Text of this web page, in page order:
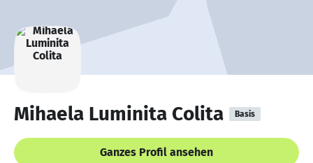
Mihaela Luminita Colita Basis
Ganzes Profil ansehen